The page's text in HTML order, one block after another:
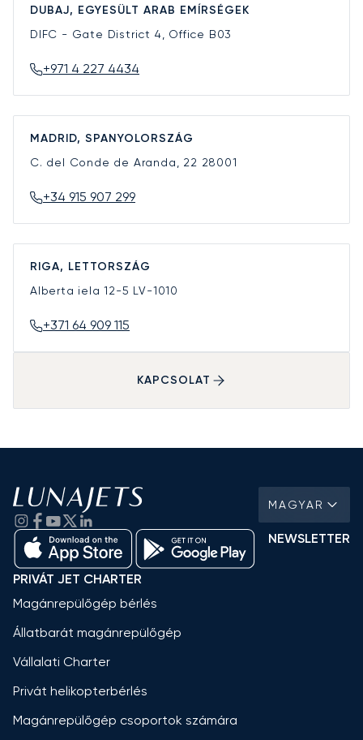
DUBAJ, EGYESÜLT ARAB EMÍRSÉGEK
DIFC - Gate District 4, Office B03
+971 4 227 4434
MADRID, SPANYOLORSZÁG
C. del Conde de Aranda, 22 28001
+34 915 907 299
RIGA, LETTORSZÁG
Alberta iela 12-5 LV-1010
+371 64 909 115
KAPCSOLAT
MAGYAR
NEWSLETTER
PRIVÁT JET CHARTER
Magánrepülőgép bérlés
Állatbarát magánrepülőgép
Vállalati Charter
Privát helikopterbérlés
Magánrepülőgép csoportok számára